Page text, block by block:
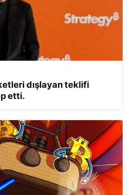
dışlayan teklifi
etti.